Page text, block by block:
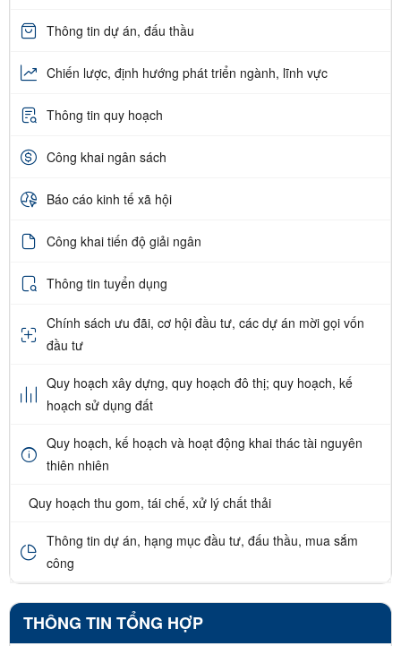
Thông tin dự án, đấu thầu
Chiến lược, định hướng phát triển ngành, lĩnh vực
Thông tin quy hoạch
Công khai ngân sách
Báo cáo kinh tế xã hội
Công khai tiến độ giải ngân
Thông tin tuyển dụng
Chính sách ưu đãi, cơ hội đầu tư, các dự án mời gọi vốn
đầu tư
Quy hoạch xây dựng, quy hoạch đô thị; quy hoạch, kế
hoạch sử dụng đất
Quy hoạch, kế hoạch và hoạt động khai thác tài nguyên
thiên nhiên
Quy hoạch thu gom, tái chế, xử lý chất thải
Thông tin dự án, hạng mục đầu tư, đấu thầu, mua sắm
công
THÔNG TIN TỔNG HỢP